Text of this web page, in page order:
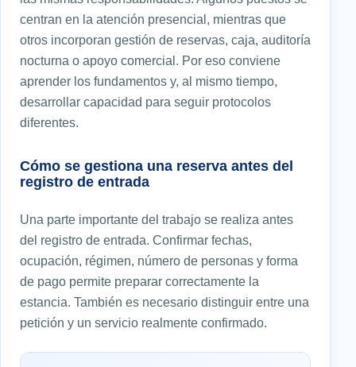
centran en la atención presencial, mientras que
otros incorporan gestión de reservas, caja, auditoría
nocturna o apoyo comercial. Por eso conviene
aprender los fundamentos y, al mismo tiempo,
desarrollar capacidad para seguir protocolos
diferentes.
Cómo se gestiona una reserva antes del
registro de entrada
Una parte importante del trabajo se realiza antes
del registro de entrada. Confirmar fechas,
ocupación, régimen, número de personas y forma
de pago permite preparar correctamente la
estancia. También es necesario distinguir entre una
petición y un servicio realmente confirmado.